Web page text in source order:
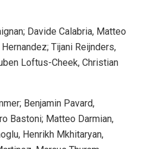
Davide Calabria, Matteo
Tijani Reijnders,
Loftus-Cheek, Christian
Benjamin Pavard,
Bastoni; Matteo Darmian,
Henrikh Mkhitaryan,